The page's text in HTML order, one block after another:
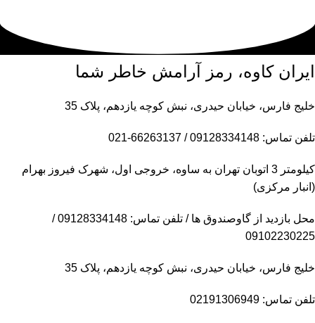
ایران کاوه، رمز آرامش خاطر شما
خلیج فارس، خیابان حیدری، نبش کوچه یازدهم، پلاک 35
تلفن تماس: 09128334148 / 66263137-021
کیلومتر 3 اتوبان تهران به ساوه، خروجی اول، شهرک فیروز بهرام
(انبار مرکزی)
محل بازدید از گاوصندوق ها / تلفن تماس: 09128334148 /
09102230225
خلیج فارس، خیابان حیدری، نبش کوچه یازدهم، پلاک 35
تلفن تماس: 02191306949